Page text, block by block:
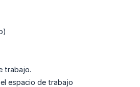
trabajo.
espacio de trabajo